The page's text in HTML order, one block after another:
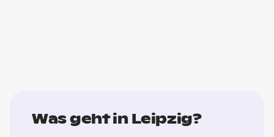
Was geht in Leipzig?